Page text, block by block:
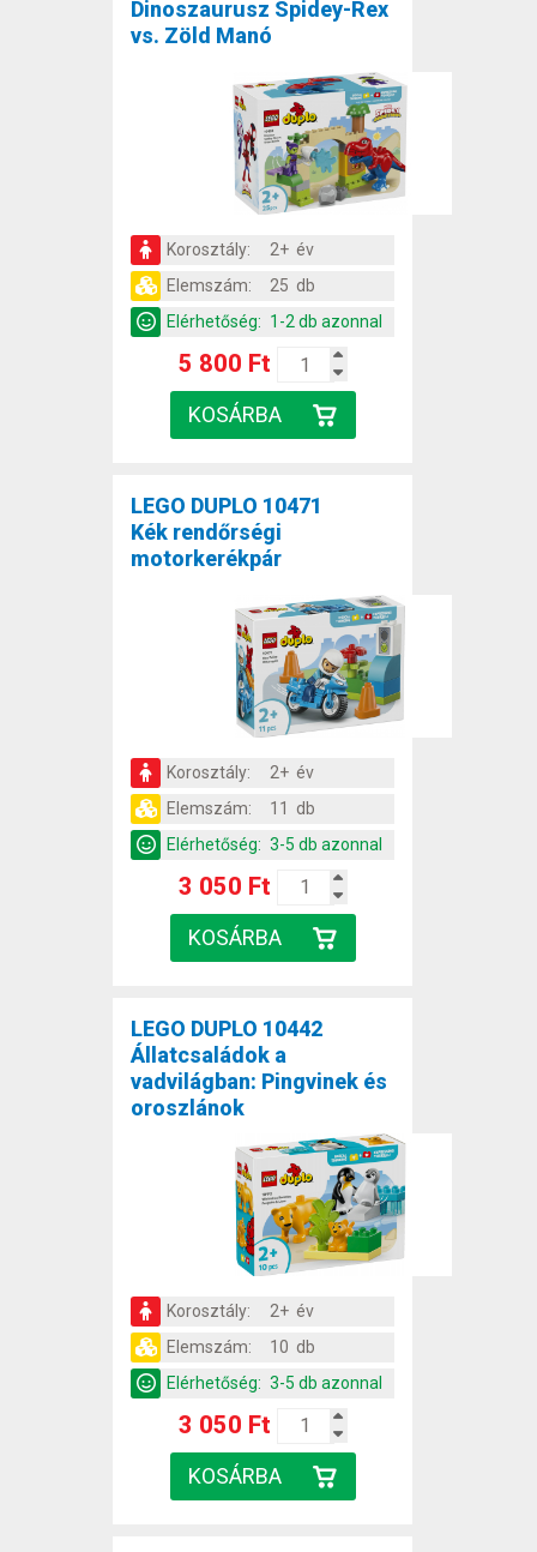
Dinoszaurusz Spidey-Rex
vs. Zöld Manó
Korosztály:
2+ év
Elemszám:
25 db
Elérhetőség: 1-2 db azonnal
5 800 Ft
LEGO DUPLO 10471
Kék rendőrségi
motorkerékpár
Korosztály:
2+ év
Elemszám:
11 db
Elérhetőség: 3-5 db azonnal
3 050 Ft
LEGO DUPLO 10442
Állatcsaládok a
vadvilágban: Pingvinek és
oroszlánok
Korosztály:
2+ év
Elemszám:
10 db
Elérhetőség: 3-5 db azonnal
3 050 Ft